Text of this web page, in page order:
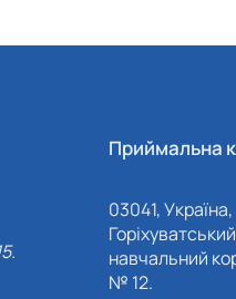
Приймальна
03041,
навчальний
№ 12.